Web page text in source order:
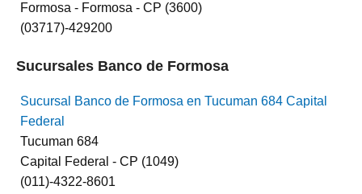
Formosa - Formosa - CP (3600)
(03717)-429200
Sucursales Banco de Formosa
Sucursal Banco de Formosa en Tucuman 684 Capital
Federal
Tucuman 684
Capital Federal - CP (1049)
(011)-4322-8601